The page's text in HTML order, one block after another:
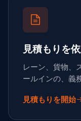
見積もりを
レーン、貨物、
ールインの、義
見積もりを開始